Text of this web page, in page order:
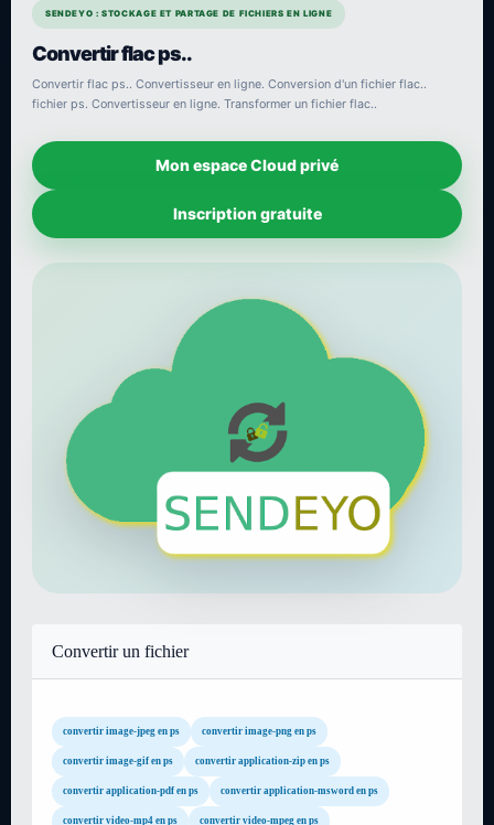
SENDEYO : STOCKAGE ET PARTAGE DE FICHIERS EN LIGNE
Convertir flac ps..
Convertir flac ps.. Convertisseur en ligne. Conversion d'un fichier flac..
fichier ps. Convertisseur en ligne. Transformer un fichier flac..
Mon espace Cloud privé
Inscription gratuite
Convertir un fichier
convertir image-jpeg en ps convertir image-png en ps
convertir image-gif en ps convertir application-zip en ps
convertir application-pdf en ps convertir application-msword en ps
convertir video-mp4 en ps convertir video-mpeg en ps